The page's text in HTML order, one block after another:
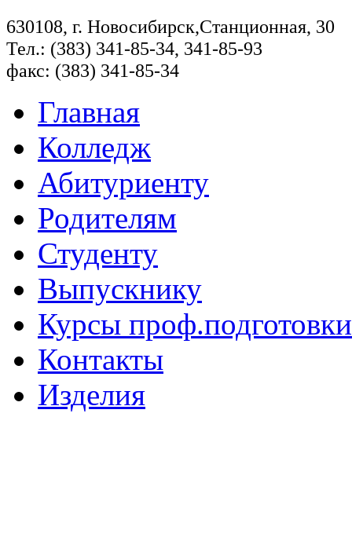
630108, г. Новосибирск,Станционная, 30
Тел.: (383) 341-85-34, 341-85-93
факс: (383) 341-85-34
Главная
Колледж
Абитуриенту
Родителям
Студенту
Выпускнику
Курсы проф.подготовки
Контакты
Изделия